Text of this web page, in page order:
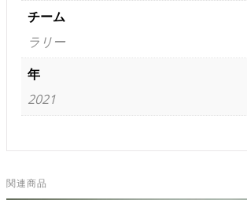
チーム
ラリー
年
2021
関連商品